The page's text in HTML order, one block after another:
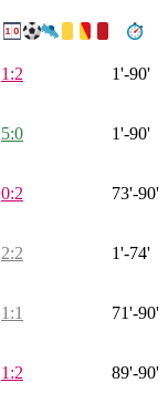
1:2 1'-90'
5:0 1'-90'
0:2 73'-90'
2:2 1'-74'
1:1 71'-90'
1:2 89'-90'